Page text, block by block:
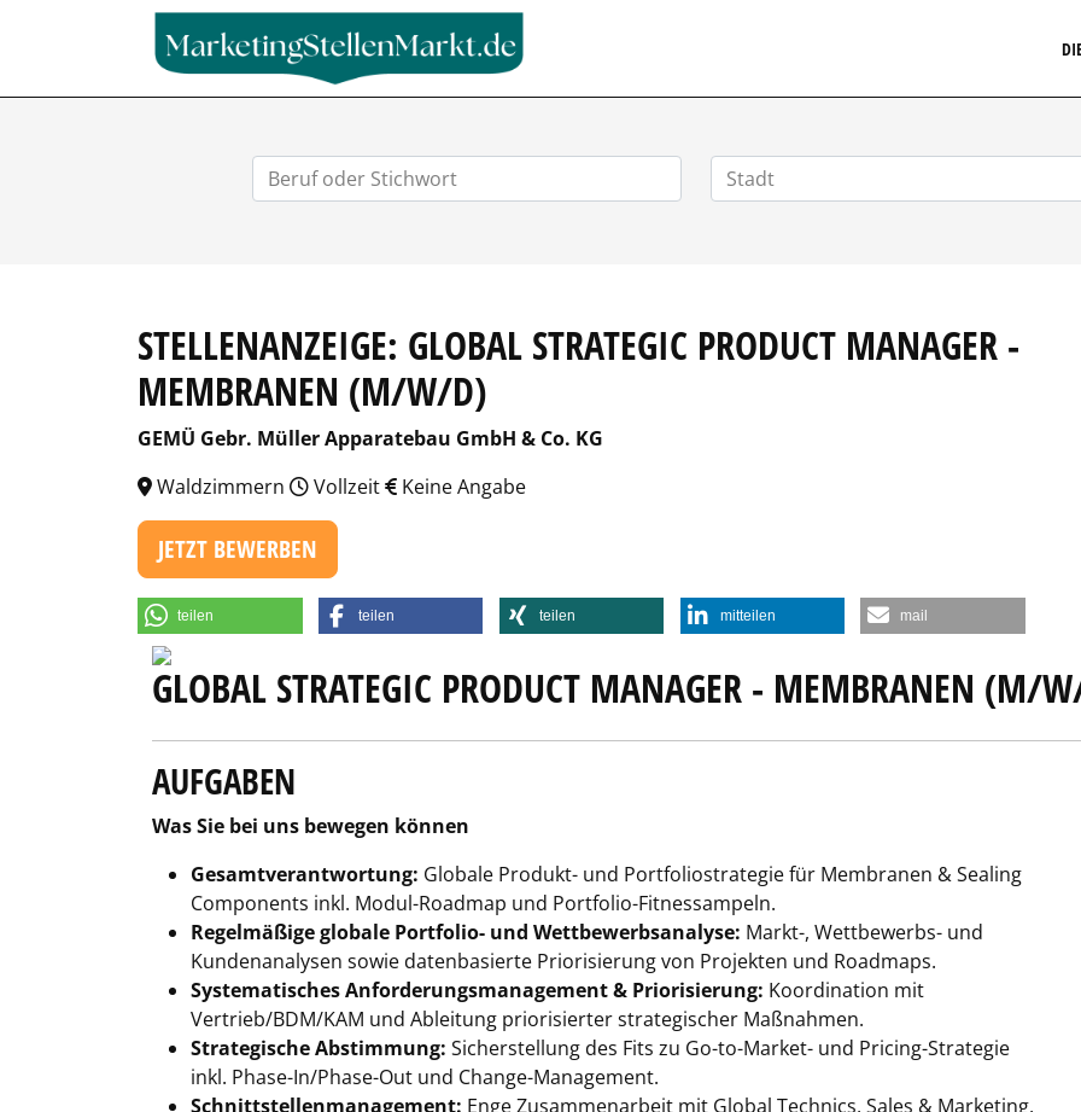
STELLENANZEIGE: GLOBAL STRATEGIC PRODUCT MANAGER -
MEMBRANEN (M/W/D)
GEMÜ Gebr. Müller Apparatebau GmbH & Co. KG
Waldzimmern
Vollzeit Keine Angabe
JETZT BEWERBEN
teilen teilen teilen mitteilen mail
GLOBAL STRATEGIC PRODUCT MANAGER - MEMBRANEN (M/
AUFGABEN
Was Sie bei uns bewegen können
Gesamtverantwortung: Globale Produkt- und Portfoliostrategie für Membranen & Sealing
Components inkl. Modul-Roadmap und Portfolio-Fitnessampeln.
Regelmäßige globale Portfolio- und Wettbewerbsanalyse: Markt-, Wettbewerbs- und
Kundenanalysen sowie datenbasierte Priorisierung von Projekten und Roadmaps.
Systematisches Anforderungsmanagement & Priorisierung: Koordination mit
Vertrieb/BDM/KAM und Ableitung priorisierter strategischer Maßnahmen.
Strategische Abstimmung: Sicherstellung des Fits zu Go-to-Market- und Pricing-Strategie
inkl. Phase-In/Phase-Out und Change-Management.
Schnittstellenmanagement: Enge Zusammenarbeit mit Global Technics, Sales & Marketing,